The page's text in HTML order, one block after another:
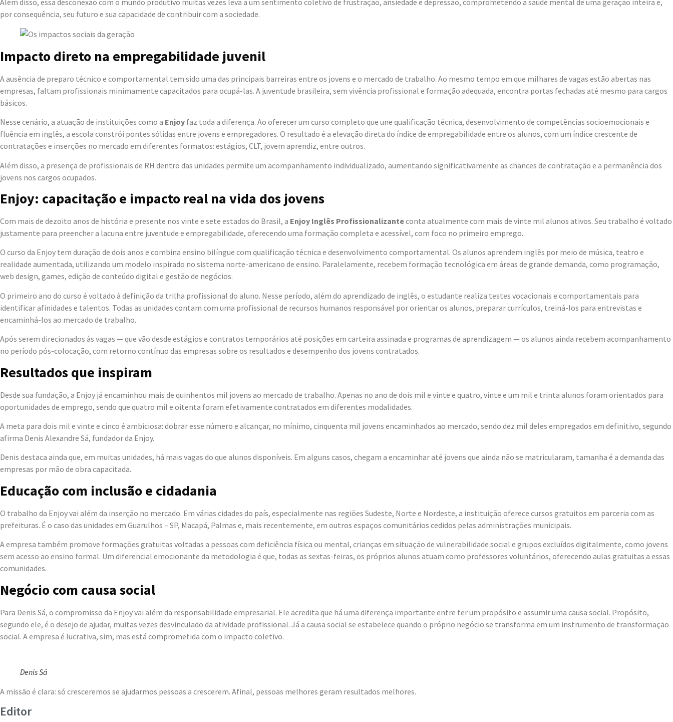
por consequência, seu futuro e sua capacidade de contribuir com a sociedade.
Impacto direto na empregabilidade juvenil
A ausência de preparo técnico e comportamental tem sido uma das principais barreiras entre os jovens e o mercado de trabalho. Ao mesmo tempo em que milhares de vagas estão abertas nas
empresas, faltam profissionais minimamente capacitados para ocupá-las. A juventude brasileira, sem vivência profissional e formação adequada, encontra portas fechadas até mesmo para cargos
básicos.
Nesse cenário, a atuação de instituições como a Enjoy faz toda a diferença. Ao oferecer um curso completo que une qualificação técnica, desenvolvimento de competências socioemocionais e
fluência em inglês, a escola constrói pontes sólidas entre jovens e empregadores. O resultado é a elevação direta do índice de empregabilidade entre os alunos, com um índice crescente de
contratações e inserções no mercado em diferentes formatos: estágios, CLT, jovem aprendiz, entre outros.
Além disso, a presença de profissionais de RH dentro das unidades permite um acompanhamento individualizado, aumentando significativamente as chances de contratação e a permanência dos
jovens nos cargos ocupados.
Enjoy: capacitação e impacto real na vida dos jovens
Com mais de dezoito anos de história e presente nos vinte e sete estados do Brasil, a Enjoy Inglês Profissionalizanteconta atualmente com mais de vinte mil alunos ativos. Seu trabalho é voltado
justamente para preencher a lacuna entre juventude e empregabilidade, oferecendo uma formação completa e acessível, com foco no primeiro emprego.
O curso da Enjoy tem duração de dois anos e combina ensino bilíngue com qualificação técnica e desenvolvimento comportamental. Os alunos aprendem inglês por meio de música, teatro e
realidade aumentada, utilizando um modelo inspirado no sistema norte-americano de ensino. Paralelamente, recebem formação tecnológica em áreas de grande demanda, como programação,
web design, games, edição de conteúdo digital e gestão de negócios.
O primeiro ano do curso é voltado à definição da trilha profissional do aluno. Nesse período, além do aprendizado de inglês, o estudante realiza testes vocacionais e comportamentais para
identificar afinidades e talentos. Todas as unidades contam com uma profissional de recursos humanos responsável por orientar os alunos, preparar currículos, treiná-los para entrevistas e
encaminhá-los ao mercado de trabalho.
Após serem direcionados às vagas — que vão desde estágios e contratos temporários até posições em carteira assinada e programas de aprendizagem — os alunos ainda recebem acompanhamento
no período pós-colocação, com retorno contínuo das empresas sobre os resultados e desempenho dos jovens contratados.
Resultados que inspiram
Desde sua fundação, a Enjoy já encaminhou mais de quinhentos mil jovens ao mercado de trabalho. Apenas no ano de dois mil e vinte e quatro, vinte e um mil e trinta alunos foram orientados para
oportunidades de emprego, sendo que quatro mil e oitenta foram efetivamente contratados em diferentes modalidades.
A meta para dois mil e vinte e cinco é ambiciosa: dobrar esse número e alcançar, no mínimo, cinquenta mil jovens encaminhados ao mercado, sendo dez mil deles empregados em definitivo, segundo
afirma Denis Alexandre Sá, fundador da Enjoy.
Denis destaca ainda que, em muitas unidades, há mais vagas do que alunos disponíveis. Em alguns casos, chegam a encaminhar até jovens que ainda não se matricularam, tamanha é a demanda das
empresas por mão de obra capacitada.
Educação com inclusão e cidadania
O trabalho da Enjoy vai além da inserção no mercado. Em várias cidades do país, especialmente nas regiões Sudeste, Norte e Nordeste, a instituição oferece cursos gratuitos em parceria com as
prefeituras. É o caso das unidades em Guarulhos – SP, Macapá, Palmas e, mais recentemente, em outros espaços comunitários cedidos pelas administrações municipais.
A empresa também promove formações gratuitas voltadas a pessoas com deficiência física ou mental, crianças em situação de vulnerabilidade social e grupos excluídos digitalmente, como jovens
sem acesso ao ensino formal. Um diferencial emocionante da metodologia é que, todas as sextas-feiras, os próprios alunos atuam como professores voluntários, oferecendo aulas gratuitas a essas
comunidades.
Negócio com causa social
Para Denis Sá, o compromisso da Enjoy vai além da responsabilidade empresarial. Ele acredita que há uma diferença importante entre ter um propósito e assumir uma causa social. Propósito,
segundo ele, é o desejo de ajudar, muitas vezes desvinculado da atividade profissional. Já a causa social se estabelece quando o próprio negócio se transforma em um instrumento de transformação
social. A empresa é lucrativa, sim, mas está comprometida com o impacto coletivo.
Denis Sá
A missão é clara: só cresceremos se ajudarmos pessoas a crescerem. Afinal, pessoas melhores geram resultados melhores.
Editor